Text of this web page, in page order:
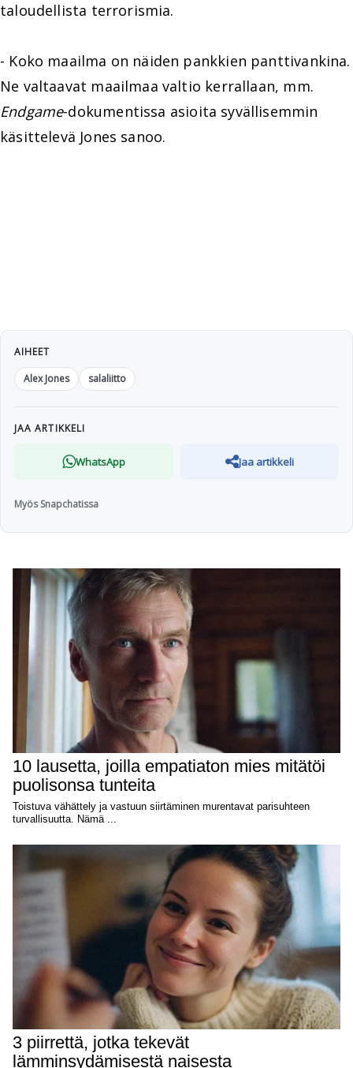
taloudellista terrorismia.
- Koko maailma on näiden pankkien panttivankina.
Ne valtaavat maailmaa valtio kerrallaan, mm.
Endgame-dokumentissa asioita syvällisemmin
käsittelevä Jones sanoo.
AIHEET
Alex Jones
salaliitto
JAA ARTIKKELI
WhatsApp Jaa artikkeli
Myös Snapchatissa